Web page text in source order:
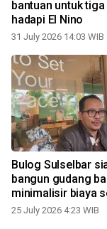
bantuan untuk tiga
hadapi El Nino
31 July 2026 14:03 WIB
Bulog Sulselbar
bangun gudang
minimalisir biaya
25 July 2026 4:23 WIB